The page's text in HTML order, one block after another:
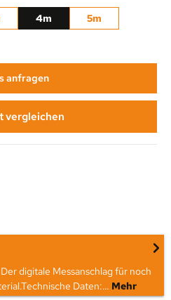
4m
5m
anfragen
vergleichen
digitale Messanschlag für noch
Daten:… Mehr